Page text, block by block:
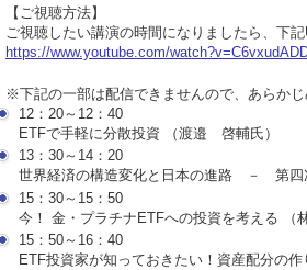
【ご視聴方法】
ご視聴したい講演の時間になりましたら、下
https://www.youtube.com/
※下記の一部は配信できませんので、あらか
12：20～12：40
ETFで手軽に分散投資 （渡邉 啓輔氏）
13：30～14：20
世界経済の構造変化と日本の進路 － 第
15：30～15：50
今！ 金・プラチナETFへの投資を考える
15：50～16：40
ETF投資家が知っておきたい！資産配分の